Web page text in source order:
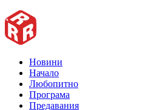
Новини
Начало
Любопитно
Програма
Предавания